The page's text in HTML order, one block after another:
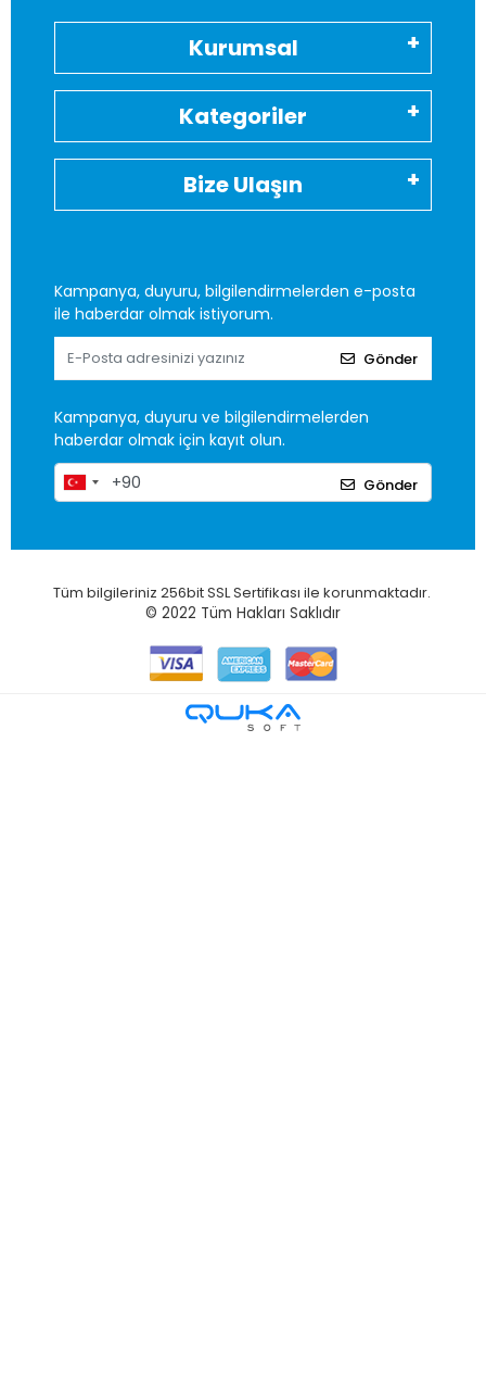
Kurumsal
Kategoriler
Bize Ulaşın
Kampanya, duyuru, bilgilendirmelerden e-posta
ile haberdar olmak istiyorum.
Gönder
Kampanya, duyuru ve bilgilendirmelerden
haberdar olmak için kayıt olun.
Gönder
Tüm bilgileriniz 256bit SSL Sertifikası ile korunmaktadır.
© 2022 Tüm Hakları Saklıdır